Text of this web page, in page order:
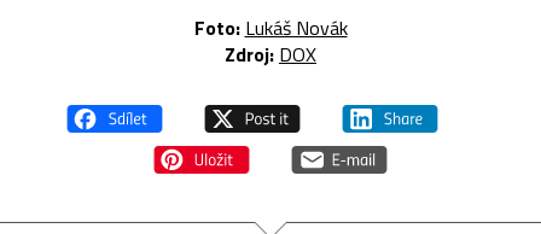
Foto: Lukáš Novák
Zdroj: DOX